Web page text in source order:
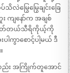
ြွေမြွေချင်းခြေ
ကျနော်က အချစ်
တတ်တယ်သီရိကိုယ့်ကို
ါကွာစောင့်ပါ့မယ် ဒီ
ည်း အကြိုက်တူအောင်